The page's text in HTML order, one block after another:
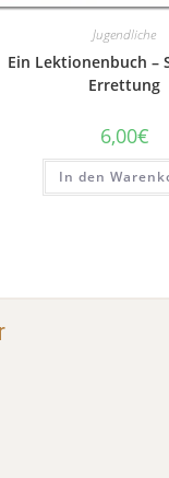
Jugendliche
Ein Lektionenbuch –
Errettung
6,00€
In den